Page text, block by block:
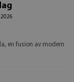
en fusion av modern